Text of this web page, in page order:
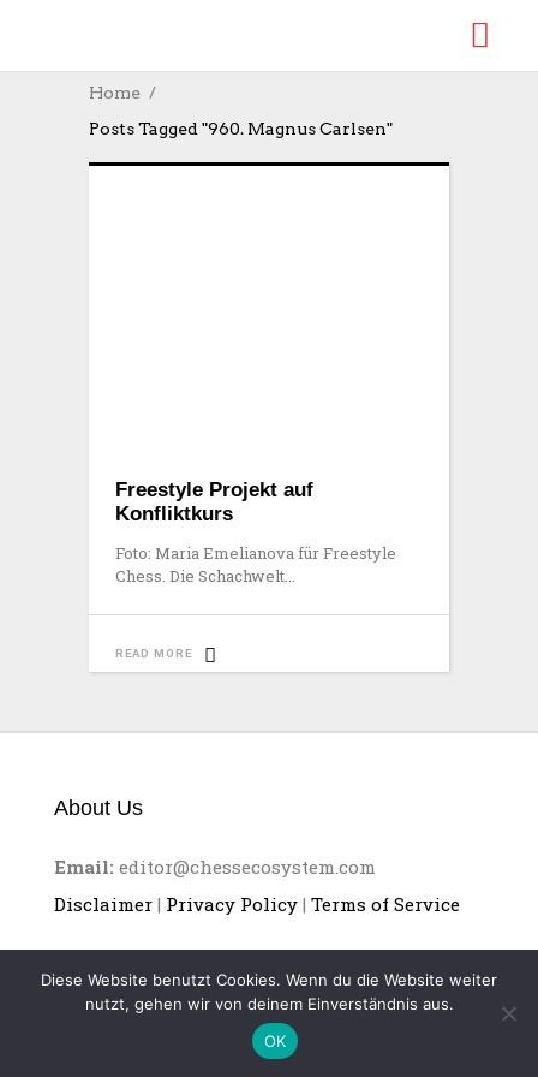
Home
Posts Tagged "960. Magnus Carlsen"
Freestyle Projekt auf
Konfliktkurs
Foto: Maria Emelianova für Freestyle
Chess. Die Schachwelt
READ MORE
About Us
Email: editor@chessecosystem.com
Disclaimer | Privacy Policy | Terms of Service
CHESS ECOSYSTEM
Diese Website benutzt Cookies. Wenn du die Website weiter
nutzt, gehen wir von deinem Einverständnis aus.
OK